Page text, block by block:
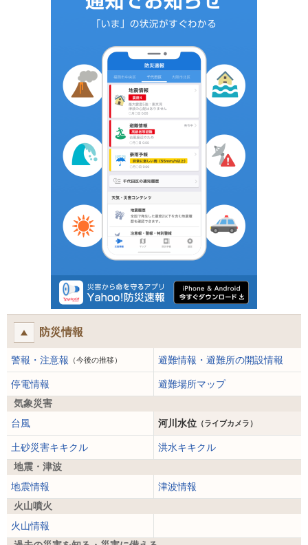
防災情報
警報・注意報 （今後の推移） 避難情報・避難所の開設情報
停電情報
避難場所マップ
気象災害
台風
河川水位 （ライブカメラ）
土砂災害キキクル
洪水キキクル
地震・津波
地震情報
津波情報
火山噴火
火山情報